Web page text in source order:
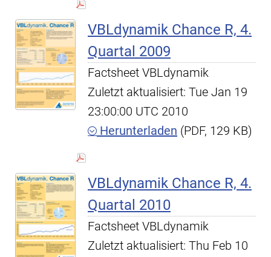
VBLdynamik Chance R, 4.
Quartal 2009
Factsheet VBLdynamik
Zuletzt aktualisiert: Tue Jan 19
23:00:00 UTC 2010
Herunterladen (PDF, 129 KB)
VBLdynamik Chance R, 4.
Quartal 2010
Factsheet VBLdynamik
Zuletzt aktualisiert: Thu Feb 10